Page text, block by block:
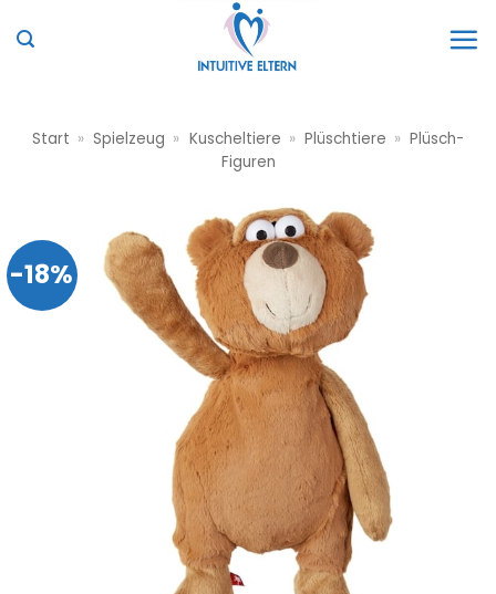
Inhalt
Start » Spielzeug » Kuscheltiere » Plüschtiere » Plüsch-
Figuren
-18%